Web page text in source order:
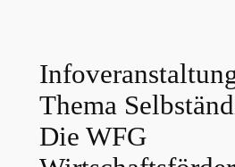
springen
Thema
Die WFG